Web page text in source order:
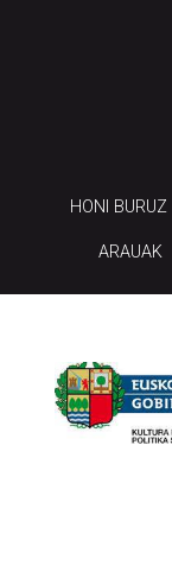
HONI BURUZ
ARAUAK